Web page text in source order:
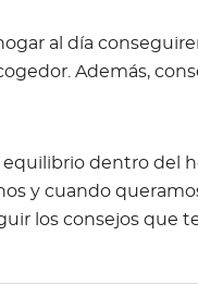
al día
Además,
dentro del
y cuando
los consejos que